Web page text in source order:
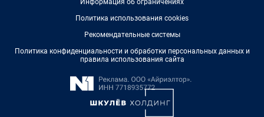
Информация об ограничениях
Политика использования cookies
Рекомендательные системы
Политика конфиденциальности и обработки персональных данных и
правила использования сайта